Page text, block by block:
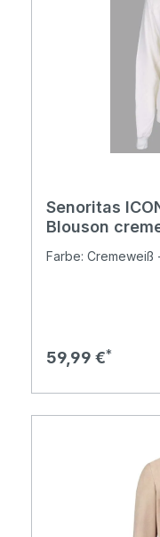
Senoritas
Blouson
Farbe: Cremeweiß
Regulärer Preis:
59,99 €